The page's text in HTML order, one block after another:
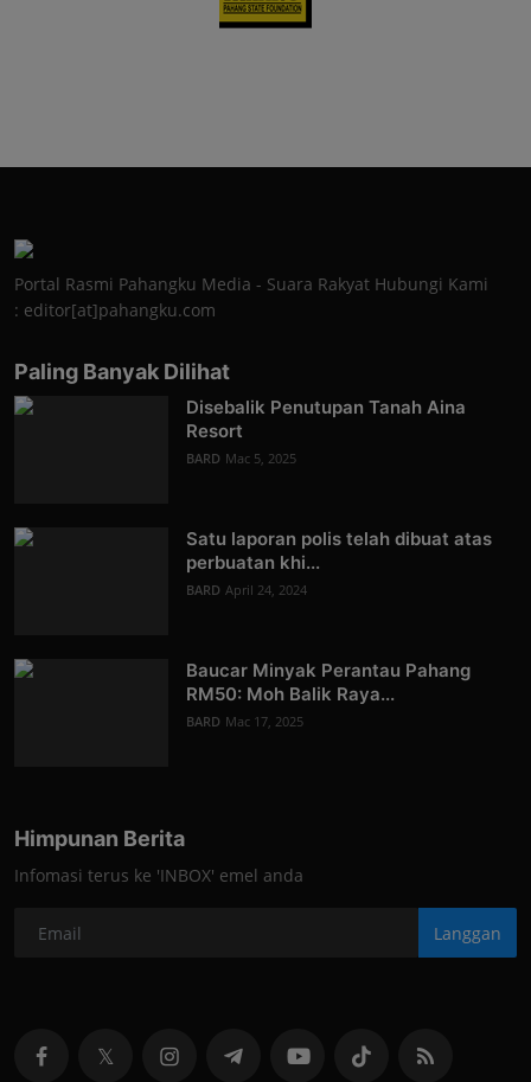
Portal Rasmi Pahangku Media - Suara Rakyat Hubungi Kami
: editor[at]pahangku.com
Paling Banyak Dilihat
Disebalik Penutupan Tanah Aina
Resort
BARD Mac 5, 2025
Satu laporan polis telah dibuat atas
perbuatan khi...
BARD April 24, 2024
Baucar Minyak Perantau Pahang
RM50: Moh Balik Raya...
BARD Mac 17, 2025
Himpunan Berita
Infomasi terus ke 'INBOX' emel anda
Langgan